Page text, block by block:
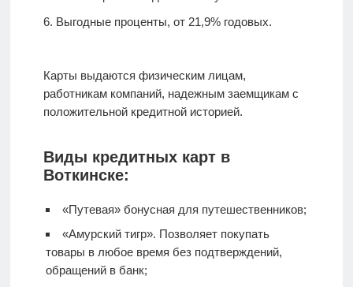
Выгодные проценты, от 21,9% годовых.
Карты выдаются физическим лицам,
работникам компаний, надежным заемщикам с
положительной кредитной историей.
Виды кредитных карт в
Воткинске:
«Путевая» бонусная для путешественников;
«Амурский тигр». Позволяет покупать
товары в любое время без подтверждений,
обращений в банк;